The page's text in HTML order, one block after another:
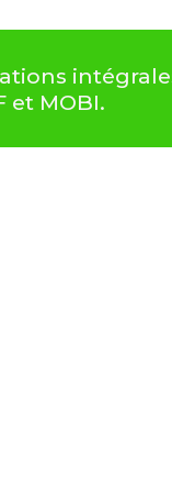
et MOBI.